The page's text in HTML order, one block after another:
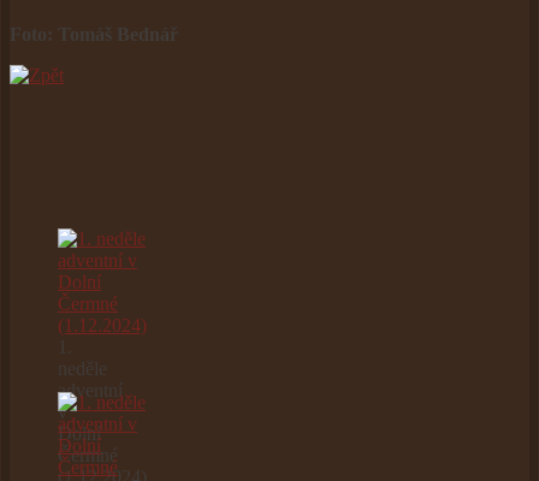
Foto: Tomáš Bednář
neděle
adventní
v
Dolní
Čermné
(1.12.2024)